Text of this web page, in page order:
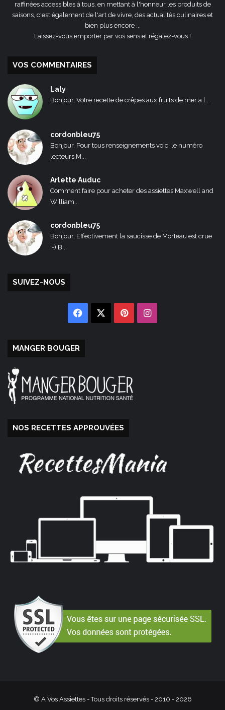
raffinées accessibles à tous, en mettant à l'honneur les produits de
saisons, c'est également de l'art de vivre, des actualités culinaires et
bien plus encore ...
Laissez-vous emporter par vos sens et régalez-vous !
VOS COMMENTAIRES
Laly
Bonjour, Votre recette de crêpes aux fruits de mer a l...
cordonbleu75
Bonjour, Pour tous renseignements voici le numéro
lecteurs M...
Arlette Auduc
Comment faire pour acheter des assiettes Maxwell and
William...
cordonbleu75
Bonjour, Effectivement la saucisse de Morteau est crue
:-) B...
SUIVEZ-NOUS
Facebook PinterestInstagram
MANGER BOUGER
NOS RECETTES APPROUVÉES
© A Vos Assiettes - Tous droits réservés - 2010 - 2026